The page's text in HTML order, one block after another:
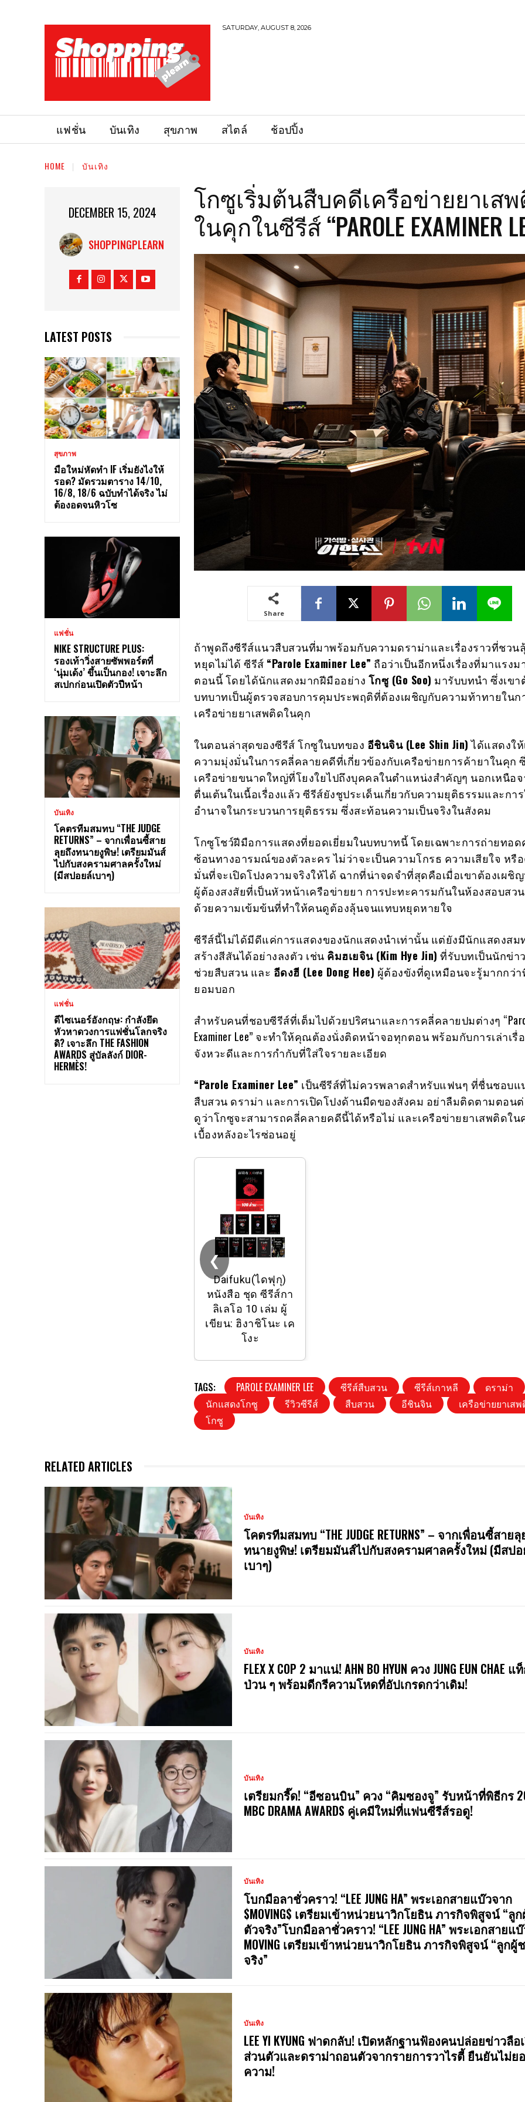
SATURDAY, AUGUST 8, 2026
แฟชั่น บันเทิง สุขภาพ สไตล์ ช้อปปิ้ง
HOME บันเทิง
DECEMBER 15, 2024
SHOPPINGPLEARN
LATEST POSTS
สุขภาพ
มือใหม่หัดทำ IF เริ่มยังไงให้
รอด? มัดรวมตาราง 14/10,
16/8, 18/6 ฉบับทำได้จริง ไม่
ต้องอดจนหิวโซ
แฟชั่น
NIKE STRUCTURE PLUS:
รองเท้าวิ่งสายซัพพอร์ตที่
‘นุ่มเด้ง’ ขึ้นเป็นกอง! เจาะลึก
สเปกก่อนเปิดตัวปีหน้า
บันเทิง
โคตรทีมสมทบ “THE JUDGE
RETURNS” – จากเพื่อนซี้สาย
ลุยถึงทนายงูพิษ! เตรียมมันส์
ไปกับสงครามศาลครั้งใหม่
(มีสปอยล์เบาๆ)
แฟชั่น
ดีไซเนอร์อังกฤษ: กำลังยึด
หัวหาดวงการแฟชั่นโลกจริง
ดิ? เจาะลึก THE FASHION
AWARDS สู่บัลลังก์ DIOR-
HERMÈS!
โกซูเริ่มต้นสืบคดีเครือข่ายยาเส
ในคุกในซีรีส์ “PAROLE EXAMINER
Share
ถ้าพูดถึงซีรีส์แนวสืบสวนที่มาพร้อมกับความดราม่าและเรื่องราวที่ชวน
หยุดไม่ได้ ซีรีส์ “Parole Examiner Lee” ถือว่าเป็นอีกหนึ่งเรื่องที่มาแรงม
ตอนนี้ โดยได้นักแสดงมากฝีมืออย่าง โกซู (Go Soo) มารับบทนำ ซึ่งเขา
บทบาทเป็นผู้ตรวจสอบการคุมประพฤติที่ต้องเผชิญกับความท้าทายในก
เครือข่ายยาเสพติดในคุก
ในตอนล่าสุดของซีรีส์ โกซูในบทของ อีชินจิน (Lee Shin Jin)ได้แสดงให้
ความมุ่งมั่นในการคลี่คลายคดีที่เกี่ยวข้องกับเครือข่ายการค้ายาในคุก
เครือข่ายขนาดใหญ่ที่โยงใยไปถึงบุคคลในตำแหน่งสำคัญๆ นอกเหนือ
ตื่นเต้นในเนื้อเรื่องแล้ว ซีรีส์ยังชูประเด็นเกี่ยวกับความยุติธรรมและกา
อำนาจในกระบวนการยุติธรรม ซึ่งสะท้อนความเป็นจริงในสังคม
โกซูโชว์ฝีมือการแสดงที่ยอดเยี่ยมในบทบาทนี้ โดยเฉพาะการถ่ายทอ
ซ้อนทางอารมณ์ของตัวละคร ไม่ว่าจะเป็นความโกรธ ความเสียใจ หรื
มั่นที่จะเปิดโปงความจริงให้ได้ ฉากที่น่าจดจำที่สุดคือเมื่อเขาต้องเผชิ
ผู้ต้องสงสัยที่เป็นหัวหน้าเครือข่ายยา การปะทะคารมกันในห้องสอบสว
ด้วยความเข้มข้นที่ทำให้คนดูต้องลุ้นจนแทบหยุดหายใจ
ซีรีส์นี้ไม่ได้มีดีแค่การแสดงของนักแสดงนำเท่านั้น แต่ยังมีนักแสดงสม
สร้างสีสันได้อย่างลงตัว เช่น คิมฮเยจิน (Kim Hye Jin) ที่รับบทเป็นนักข่า
ช่วยสืบสวน และ อีดงฮี (Lee Dong Hee) ผู้ต้องขังที่ดูเหมือนจะรู้มากกว่า
ยอมบอก
สำหรับคนที่ชอบซีรีส์ที่เต็มไปด้วยปริศนาและการคลี่คลายปมต่างๆ
Examiner Lee” จะทำให้คุณต้องนั่งติดหน้าจอทุกตอน พร้อมกับการเล่าเรื่
จังหวะดีและการกำกับที่ใส่ใจรายละเอียด
“Parole Examiner Lee” เป็นซีรีส์ที่ไม่ควรพลาดสำหรับแฟนๆ ที่ชื่นชอบแ
สืบสวน ดราม่า และการเปิดโปงด้านมืดของสังคม อย่าลืมติดตามตอนต่
ดูว่าโกซูจะสามารถคลี่คลายคดีนี้ได้หรือไม่ และเครือข่ายยาเสพติดใ
เบื้องหลังอะไรซ่อนอยู่
Daifuku(ไดฟุกุ)
หนังสือ ชุด ซีรีส์กา
ลิเลโอ 10 เล่ม ผู้
เขียน: ฮิงาชิโนะ เค
โงะ
❮
TAGS: PAROLE EXAMINER LEE ซีรีส์สืบสวน ซีรีส์เกาหลี
ดราม่า
นักแสดงโกซู
รีวิวซีรีส์ สืบสวน อีชินจิน
เครือข่ายยาเส
โกซู
RELATED ARTICLES
บันเทิง
โคตรทีมสมทบ “THE JUDGE RETURNS” – จากเพื่อนซี้สาย
ทนายงูพิษ! เตรียมมันส์ไปกับสงครามศาลครั้งใหม่ (มีสป
เบาๆ)
บันเทิง
FLEX X COP 2 มาแน่! AHN BO HYUN ควง JUNG EUN CHAE
ป่วน ๆ พร้อมดีกรีความโหดที่อัปเกรดกว่าเดิม!
บันเทิง
เตรียมกรี๊ด! “อีซอนบิน” ควง “คิมซองจู” รับหน้าที่พิธีกร
MBC DRAMA AWARDS คู่เคมีใหม่ที่แฟนซีรีส์รอดู!
บันเทิง
โบกมือลาชั่วคราว! “LEE JUNG HA” พระเอกสายแบ๊วจาก
$MOVING$ เตรียมเข้าหน่วยนาวิกโยธิน ภารกิจพิสูจน์ “ลู
ตัวจริง”โบกมือลาชั่วคราว! “LEE JUNG HA” พระเอกสายแ
MOVING เตรียมเข้าหน่วยนาวิกโยธิน ภารกิจพิสูจน์ “ลูกผู้
จริง”
บันเทิง
LEE YI KYUNG ฟาดกลับ! เปิดหลักฐานฟ้องคนปล่อยข่าวลือ
ส่วนตัวและดราม่าถอนตัวจากรายการวาไรตี้ ยืนยันไม่ย
ความ!